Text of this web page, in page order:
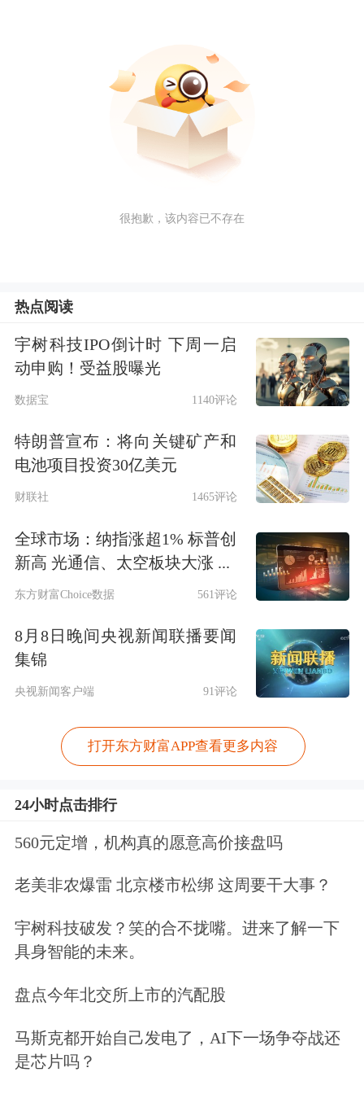
很抱歉，该内容已不存在
热点阅读
宇树科技IPO倒计时 下周一启
动申购！受益股曝光
数据宝 1140评论
特朗普宣布：将向关键矿产和
电池项目投资30亿美元
财联社 1465评论
全球市场：纳指涨超1% 标普创
新高 光通信、太空板块大涨 ...
东方财富Choice数据 561评论
8月8日晚间央视新闻联播要闻
集锦
央视新闻客户端 91评论
打开东方财富APP查看更多内容
24小时点击排行
560元定增，机构真的愿意高价接盘吗
老美非农爆雷 北京楼市松绑 这周要干大事？
宇树科技破发？笑的合不拢嘴。进来了解一下
具身智能的未来。
盘点今年北交所上市的汽配股
马斯克都开始自己发电了，AI下一场争夺战还
是芯片吗？